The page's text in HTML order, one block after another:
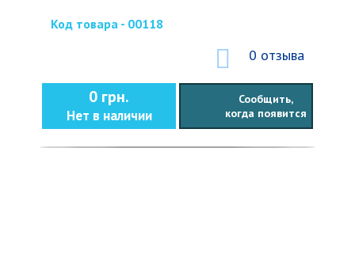
Код товара - 00118
0 отзыва
0 грн.
Нет в наличии
Сообщить,
когда появится